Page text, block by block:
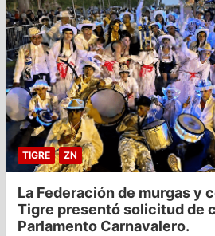
TIGRE ZN
La Federación de murgas y
Tigre presentó solicitud de
Parlamento Carnavalero.